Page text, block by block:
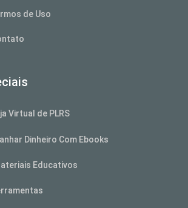
de Uso
Virtual de PLRS
Dinheiro Com Ebooks
Educativos